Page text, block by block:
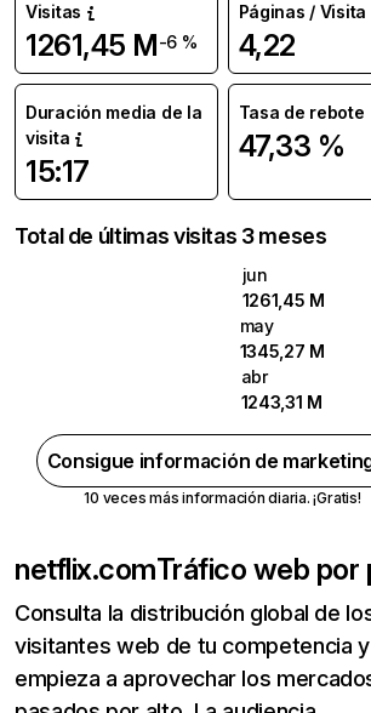
Visitas
1261,45 M-6 %
Páginas / Visita
4,22
Duración media de la
visita
15:17
Tasa de rebote
47,33 %
Total de últimas visitas 3 meses
jun
1261,45 M
may
1345,27 M
abr
1243,31 M
Consigue información de
10 veces más información diaria. ¡Gratis!
netflix.comTráfico web por
Consulta la distribución global de
visitantes web de tu competencia y
empieza a aprovechar los